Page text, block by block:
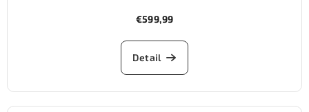
€599,99
Detail